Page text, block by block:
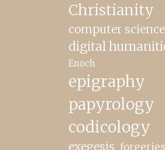
Christianity
computer science
digital
Enoch
epigraphy
papyrology
codicology
exegesis forgeries